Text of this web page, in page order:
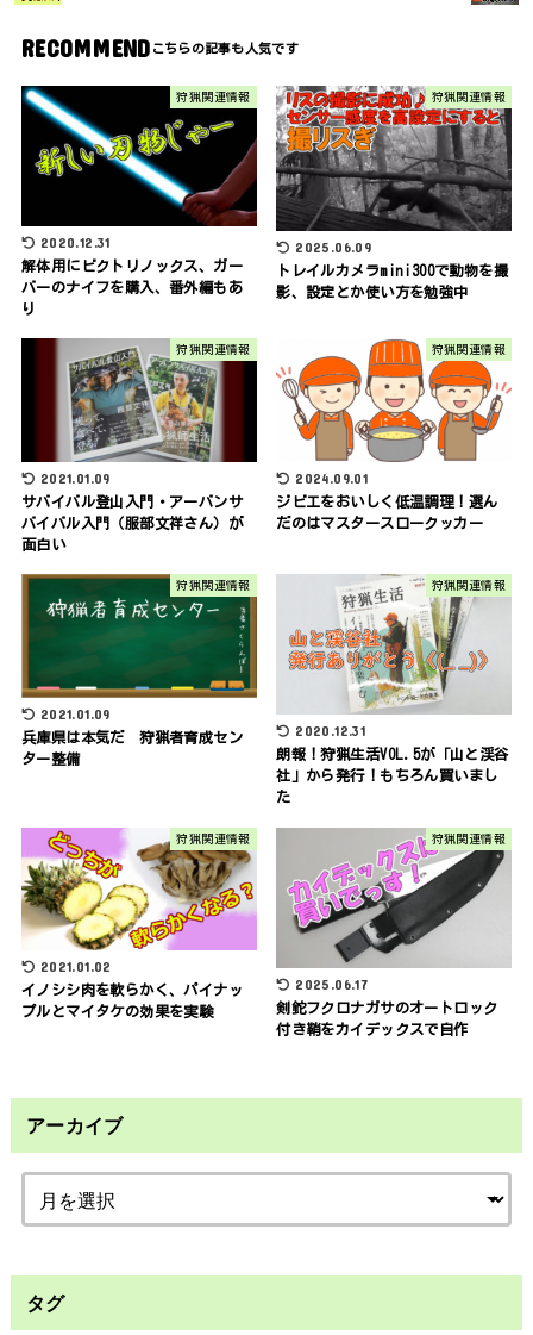
RECOMMEND
狩猟関連情報
2020.12.31
解体用にビクトリノックス、ガー
バーのナイフを購入、番外編もあ
り
狩猟関連情報
2025.06.09
トレイルカメラmini300で動物を撮
影、設定とか使い方を勉強中
狩猟関連情報
2021.01.09
サバイバル登山入門・アーバンサ
バイバル入門（服部文祥さん）が
面白い
狩猟関連情報
2024.09.01
ジビエをおいしく低温調理！選ん
だのはマスタースロークッカー
狩猟関連情報
2021.01.09
兵庫県は本気だ 狩猟者育成セン
ター整備
狩猟関連情報
2020.12.31
朗報！狩猟生活VOL.5が「山と渓谷
社」から発行！もちろん買いまし
た
狩猟関連情報
2021.01.02
イノシシ肉を軟らかく、パイナッ
プルとマイタケの効果を実験
狩猟関連情報
2025.06.17
剣鉈フクロナガサのオートロック
付き鞘をカイデックスで自作
アーカイブ
タグ